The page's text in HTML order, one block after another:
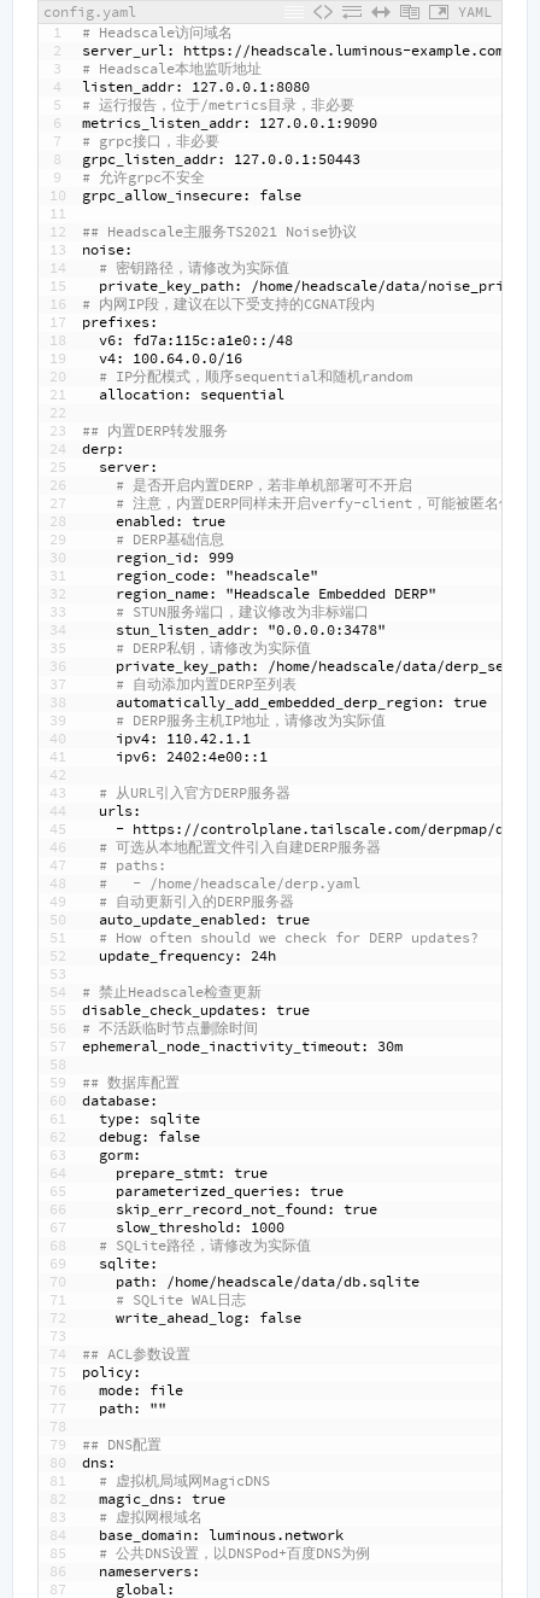
config.yaml
YAML
1
2
3
4
5
6
7
8
9
10
11
12
13
14
15
16
17
18
19
20
21
22
23
24
25
26
27
28
29
30
31
32
33
34
35
36
37
38
39
40
41
42
43
44
45
46
47
48
49
50
51
52
53
54
55
56
57
58
59
60
61
62
63
64
65
66
67
68
69
70
71
72
73
74
75
76
77
78
79
80
81
82
83
84
85
86
87
# Headscale访问域名
server url: https://headscale.luminous-example.com
# Headscale本地监听地址
listen addr: 127.0.0.1:8080
# 运行报告，位于/metrics目录，非必要
metrics listen addr: 127.0.0.1:9090
# grpc接口，非必要
grpc listen addr: 127.0.0.1:50443
# 允许grpc不安全
grpc allow insecure: false
## Headscale主服务TS2021 Noise协议
noise:
# 密钥路径，请修改为实际值
private key path: /home/headscale/data/
# 内网IP段，建议在以下受支持的CGNAT段内
prefixes:
v6: fd7a:115c:a1e0: :/48
v4: 100.64.0.0/16
# IP分配模式，顺序sequential和随机random
allocation: sequential
## 内置DERP转发服务
derp:
server:
# 是否开启内置DERP，若非单机部署可不开启
# 注意，内置DERP同样未开启verfy-client，可能被匿名使用
enabled: true
# DERP基础信息
region id: 999
region code: "headscale"
region name: "Headscale Embedded DERP"
# STUN服务端口，建议修改为非标端口
stun listen addr: "0.0.0.0:3478"
# DERP私钥，请修改为实际值
private key path: /home/headscale/data/
# 自动添加内置DERP至列表
automatically add embedded derp region: true
# DERP服务主机IP地址，请修改为实际值
ipv4: 110.42.1.1
ipv6: 2402:4e00: :1
# 从URL引入官方DERP服务器
urls:
- https://controlplane.tailscale.com/derpmap/
# 可选从本地配置文件引入自建DERP服务器
# paths:
#   - /home/headscale/derp.yaml
# 自动更新引入的DERP服务器
auto update enabled: true
# How often should we check for DERP updates?
update frequency: 24h
# 禁止Headscale检查更新
disable check updates: true
# 不活跃临时节点删除时间
ephemeral node inactivity timeout: 30m
## 数据库配置
database:
type: sqlite
debug: false
gorm:
prepare stmt: true
parameterized queries: true
skip err record not found: true
slow threshold: 1000
# SQLite路径，请修改为实际值
sqlite:
path: /home/headscale/data/db.sqlite
# SQLite WAL日志
write ahead log: false
## ACL参数设置
policy:
mode: file
path: ""
## DNS配置
dns:
# 虚拟机局域网MagicDNS
magic dns: true
# 虚拟网根域名
base domain: luminous.network
# 公共DNS设置，以DNSPod+百度DNS为例
nameservers:
global: